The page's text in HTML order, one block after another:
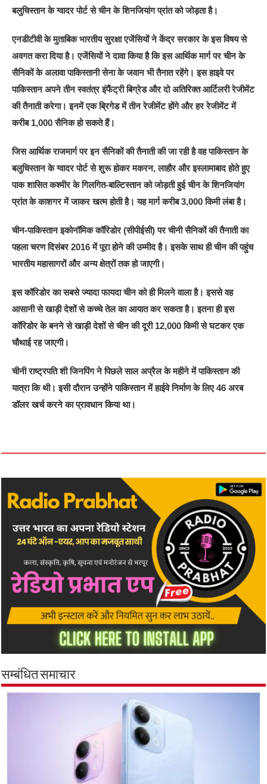
बलुचिस्तान के ग्वादर पोर्ट से चीन के शिनजियांग प्रांत को जोड़ता है।
एनडीटीवी के मुताबिक भारतीय सुरक्षा एजेंसियों ने केंद्र सरकार के इस विषय से
अवगत करा दिया है। एजेंसियों ने दावा किया है कि इस आर्थिक मार्ग पर चीन के
सैनिकों के अलावा पाकिस्तानी सेना के जवान भी तैनात रहेंगे। इस हाइवे पर
पाकिस्तान अपने तीन स्वतंत्र इंफैंट्री बिग्रेड और दो अतिरिक्त आर्टिलरी रेजीमेंट
की तैनाती करेगा। इनमें एक ब्रिगेड में तीन रेजीमेंट होंगे और हर रेजीमेंट में
करीब 1,000 सैनिक हो सकते हैं।
जिस आर्थिक राजमार्ग पर इन सैनिकों की तैनाती की जा रही है वह पाकिस्तान के
बलुचिस्तान के ग्वादर पोर्ट से शुरू होकर मकरन, लाहौर और इस्लामाबाद होते हुए
पाक शासित कश्मीर के गिलगित-बाल्टिस्तान को जोड़ती हुई चीन के शिनजियांग
प्रांत के काशगर में जाकर खत्म होती है। यह मार्ग करीब 3,000 किमी लंबा है।
चीन-पाकिस्तान इकोनॉमिक कॉरिडोर (सीपीईसी) पर चीनी सैनिकों की तैनाती का
पहला चरण दिसंबर 2016 में पूरा होने की उम्मीद है। इसके साथ ही चीन की पहुंच
भारतीय महासागरों और अन्य क्षेत्रों तक हो जाएगी।
इस कॉरिडोर का सबसे ज्यादा फायदा चीन को ही मिलने वाला है। इससे वह
आसानी से खाड़ी देशों से कच्चे तेल का आयात कर सकता है। इतना ही इस
कॉरिडोर के बनने से खाड़ी देशों से चीन की दूरी 12,000 किमी से घटकर एक
चौथाई रह जाएगी।
चीनी राष्ट्रपति शी जिनपिंग ने पिछले साल अप्रैल के महीने में पाकिस्तान की
यात्रा कि थी। इसी दौरान उन्होंने पाकिस्तान में हाईवे निर्माण के लिए 46 अरब
डॉलर खर्च करने का प्रावधान किया था।
सम्बंधित समाचार